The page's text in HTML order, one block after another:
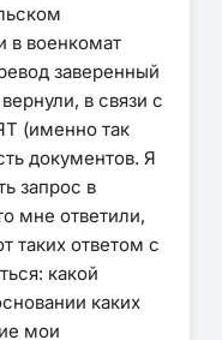
в военкомат
заверенный
в связи с
(именно так
документов. Я
запрос в
мне ответили,
таких ответом с
какой
каких
мои